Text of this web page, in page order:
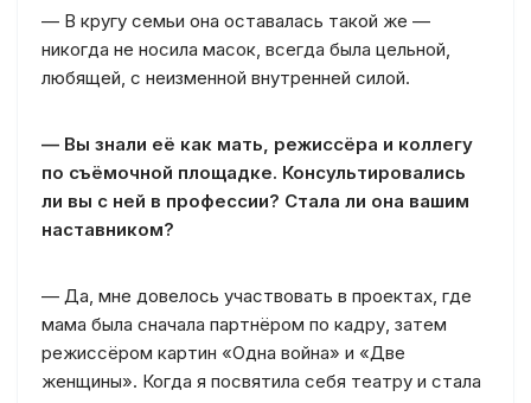
— В кругу семьи она оставалась такой же —
никогда не носила масок, всегда была цельной,
любящей, с неизменной внутренней силой.
— Вы знали её как мать, режиссёра и коллегу
по съёмочной площадке. Консультировались
ли вы с ней в профессии? Стала ли она вашим
наставником?
— Да, мне довелось участвовать в проектах, где
мама была сначала партнёром по кадру, затем
режиссёром картин «Одна война» и «Две
женщины». Когда я посвятила себя театру и стала